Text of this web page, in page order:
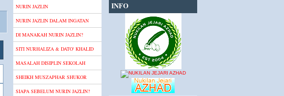
NURIN JAZLIN
NURIN JAZLIN DALAM INGATAN
DI MANAKAH NURIN JAZLIN?
SITI NURHALIZA & DATO' KHALID
MASALAH DISIPLIN SEKOLAH
SHEIKH MUSZAPHAR SHUKOR
SIAPA SEBELUM NURIN JAZLIN?
INFO